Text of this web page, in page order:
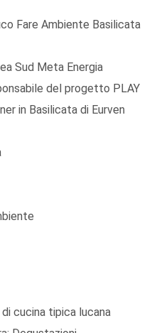
Fare Ambiente Basilicata
Sud Meta Energia
del progetto PLAY
in Basilicata di Eurven
cucina tipica lucana